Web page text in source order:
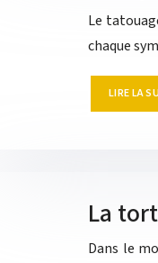
Le
chaque
LIRE LA
La
Dans le